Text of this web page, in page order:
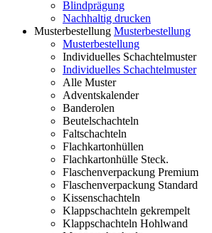
Blindprägung
Nachhaltig drucken
Musterbestellung Musterbestellung
Musterbestellung
Individuelles Schachtelmuster
Individuelles Schachtelmuster
Alle Muster
Adventskalender
Banderolen
Beutelschachteln
Faltschachteln
Flachkartonhüllen
Flachkartonhülle Steck.
Flaschenverpackung Premium
Flaschenverpackung Standard
Kissenschachteln
Klappschachteln gekrempelt
Klappschachteln Hohlwand